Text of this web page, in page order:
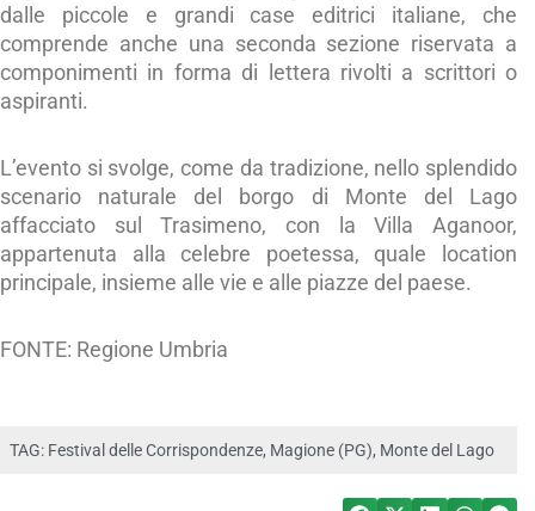
dalle piccole e grandi case editrici italiane, che
comprende anche una seconda sezione riservata a
componimenti in forma di lettera rivolti a scrittori o
aspiranti.
L’evento si svolge, come da tradizione, nello splendido
scenario naturale del borgo di Monte del Lago
affacciato sul Trasimeno, con la Villa Aganoor,
appartenuta alla celebre poetessa, quale location
principale, insieme alle vie e alle piazze del paese.
FONTE: Regione Umbria
TAG: Festival delle Corrispondenze, Magione (PG), Monte del Lago